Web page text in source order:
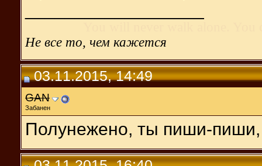
Не все то, чем кажется
03.11.2015, 14:49
GAN
Забанен
Полунежено, ты пиши-